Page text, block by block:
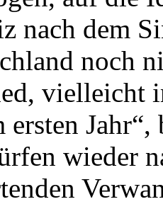
nach dem
noch
vielleicht
wieder